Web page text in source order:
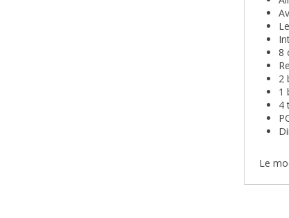
8
2
1
4
Le